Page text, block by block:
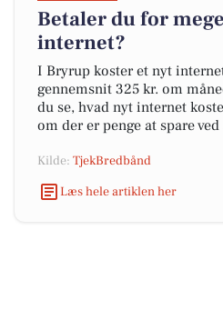
Betaler du for
internet?
I Bryrup koster et nyt
gennemsnit 325 kr. om
du se, hvad nyt internet
om der er penge at spare
Kilde: TjekBredbånd
Læs hele artiklen her